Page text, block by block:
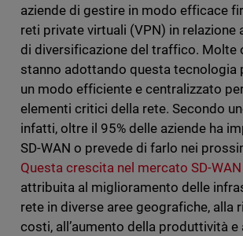
aziende di gestire in modo efficace
reti private virtuali (VPN) in relazione
di diversificazione del traffico. Molte
stanno adottando questa tecnologia
un modo efficiente e centralizzato
elementi critici della rete. Secondo
infatti, oltre il 95% delle aziende ha
SD-WAN o prevede di farlo nei
Questa crescita nel mercato SD-WAN
attribuita al miglioramento delle
rete in diverse aree geografiche, alla
costi, all’aumento della produttività